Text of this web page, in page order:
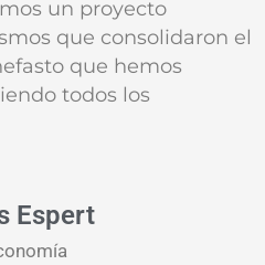
un proyecto
que consolidaron el
que hemos
todos los
Espert